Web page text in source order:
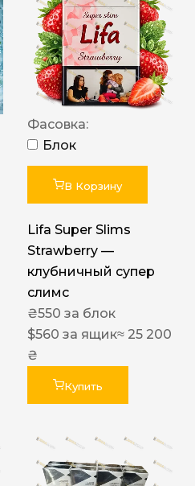
Фасовка:
Блок
В Корзину
Lifa Super Slims
Strawberry —
клубничный супер
слимс
₴550 за блок
$560 за ящик≈ 25 200
₴
Купить